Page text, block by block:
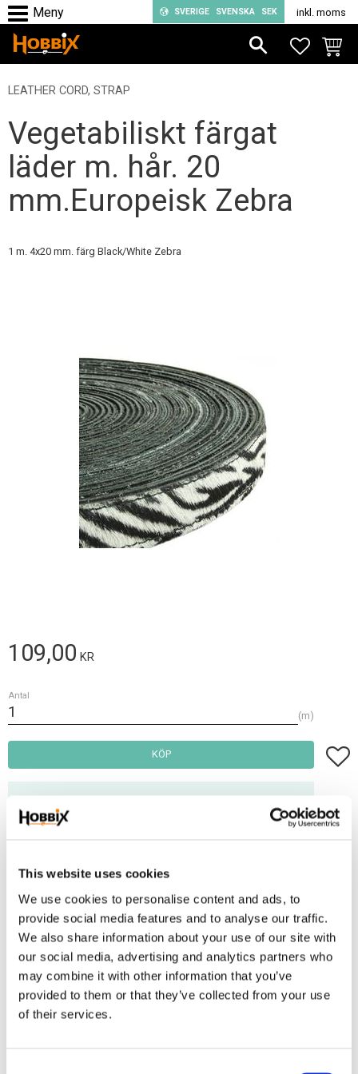
This website uses cookies
We use cookies to personalise content and ads, to
provide social media features and to analyse our traffic.
We also share information about your use of our site with
our social media, advertising and analytics partners who
may combine it with other information that you’ve
provided to them or that they’ve collected from your use
of their services.
Meny
SVERIGE SVENSKA SEK inkl. moms
LEATHER CORD, STRAP
Vegetabiliskt färgat
läder m. hår. 20
mm.Europeisk Zebra
1 m. 4x20 mm. färg Black/White Zebra
109,00 KR
Antal
m
KÖP Lägg
Fri frakt över 2500:-
Lagerstatus
10 m i lager
Artikelnr
LE20-13
Detta är en rem med päls på den mönstrade sidan och mocka på
baksidan. Tjocklek ca.4 mm. bredd 20 mm. Passar perfekt till selar, eller
halsband, armband och som dekoration i inredning. Kombinera gärna med